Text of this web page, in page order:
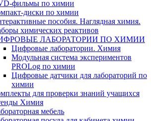
фильмы по химии
диски по химии
пособия. Наглядная химия.
химических реактивов
ЛАБОРАТОРИИ ПО ХИМИИ
Цифровые лаборатории. Химия
Модульная система экспериментов
PROLog по химии
Цифровые датчики для лабораторий по
химии
для проверки знаний учащихся
Химия
мебель